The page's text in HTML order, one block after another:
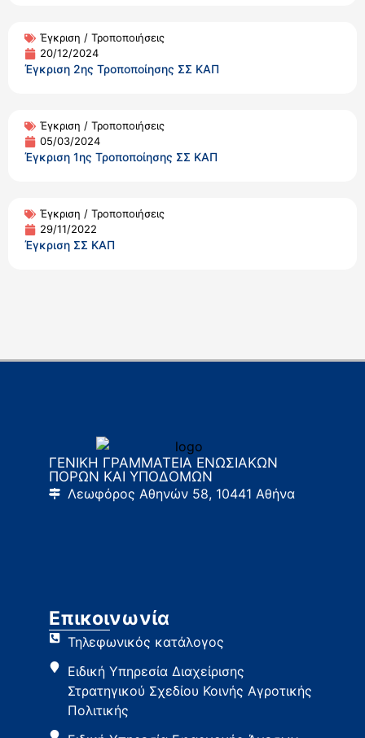
Έγκριση / Τροποποιήσεις
20/12/2024
Έγκριση 2ης Τροποποίησης ΣΣ ΚΑΠ
Έγκριση / Τροποποιήσεις
05/03/2024
Έγκριση 1ης Τροποποίησης ΣΣ ΚΑΠ
Έγκριση / Τροποποιήσεις
29/11/2022
Έγκριση ΣΣ ΚΑΠ
ΓΕΝΙΚΗ ΓΡΑΜΜΑΤΕΙΑ ΕΝΩΣΙΑΚΩΝ
ΠΟΡΩΝ ΚΑΙ ΥΠΟΔΟΜΩΝ
Λεωφόρος Αθηνών 58, 10441 Αθήνα
Επικοινωνία
Τηλεφωνικός κατάλογος
Ειδική Υπηρεσία Διαχείρισης
Στρατηγικού Σχεδίου Κοινής Αγροτικής
Πολιτικής